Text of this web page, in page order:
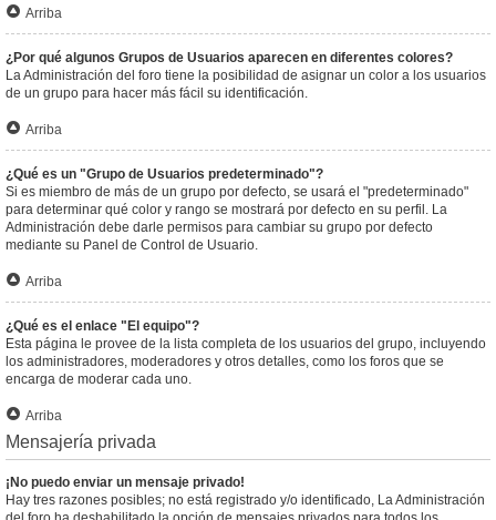
Arriba
¿Por qué algunos Grupos de Usuarios aparecen en diferentes colores?
La Administración del foro tiene la posibilidad de asignar un color a los usuarios
de un grupo para hacer más fácil su identificación.
Arriba
¿Qué es un "Grupo de Usuarios predeterminado"?
Si es miembro de más de un grupo por defecto, se usará el "predeterminado"
para determinar qué color y rango se mostrará por defecto en su perfil. La
Administración debe darle permisos para cambiar su grupo por defecto
mediante su Panel de Control de Usuario.
Arriba
¿Qué es el enlace "El equipo"?
Esta página le provee de la lista completa de los usuarios del grupo, incluyendo
los administradores, moderadores y otros detalles, como los foros que se
encarga de moderar cada uno.
Arriba
Mensajería privada
¡No puedo enviar un mensaje privado!
Hay tres razones posibles; no está registrado y/o identificado, La Administración